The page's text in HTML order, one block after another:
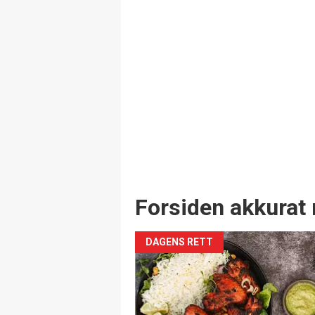
Forsiden akkurat
DAGENS RETT